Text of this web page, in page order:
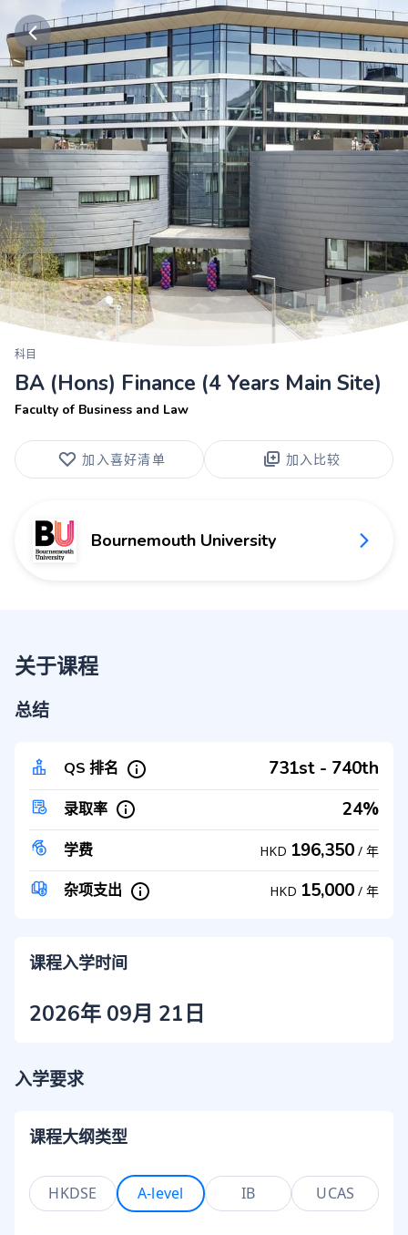
科目
BA (Hons) Finance (4 Years Main Site)
Faculty of Business and Law
加入喜好清单 加入比较
Bournemouth University
关于课程
总结
QS 排名 731st - 740th
录取率 24%
学费 HKD 196,350 / 年
杂项支出 HKD 15,000 / 年
课程入学时间
2026年 09月 21日
入学要求
课程大纲类型
HKDSE A-level IB UCAS